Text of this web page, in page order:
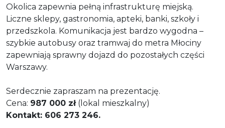
Okolica zapewnia pełną infrastrukturę miejską.
Liczne sklepy, gastronomia, apteki, banki, szkoły i
przedszkola. Komunikacja jest bardzo wygodna –
szybkie autobusy oraz tramwaj do metra Młociny
zapewniają sprawny dojazd do pozostałych części
Warszawy.
Serdecznie zapraszam na prezentację.
Cena: 987 000 zł(lokal mieszkalny)
Kontakt: 606 273 246.